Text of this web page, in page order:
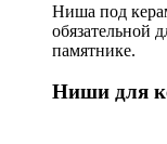
Ниша под
обязательной
памятнике.
Ниши для